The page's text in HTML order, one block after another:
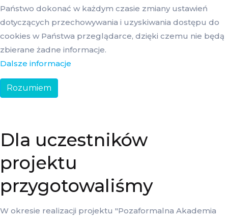
Państwo dokonać w każdym czasie zmiany ustawień
dotyczących przechowywania i uzyskiwania dostępu do
cookies w Państwa przeglądarce, dzięki czemu nie będą
zbierane żadne informacje.
Dalsze informacje
Rozumiem
Dla uczestników
projektu
przygotowaliśmy
W okresie realizacji projektu "Pozaformalna Akademia